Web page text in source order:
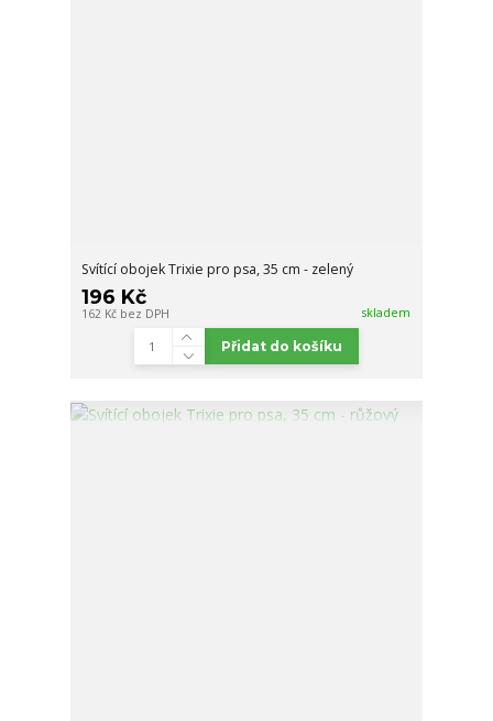
Svítící obojek Trixie pro psa, 35 cm - zelený
196 Kč
162 Kč bez DPH skladem
Přidat do košíku